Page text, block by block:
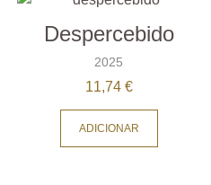
Despercebido
2025
11,74 €
ADICIONAR